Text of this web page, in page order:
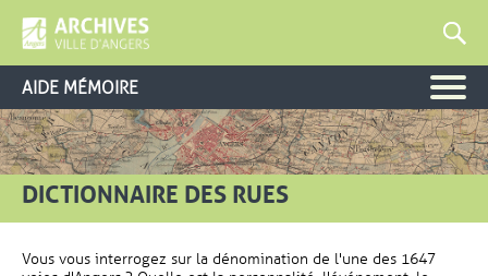
AIDE MÉMOIRE
DICTIONNAIRE DES RUES
Vous vous interrogez sur la dénomination de l'une des 1647